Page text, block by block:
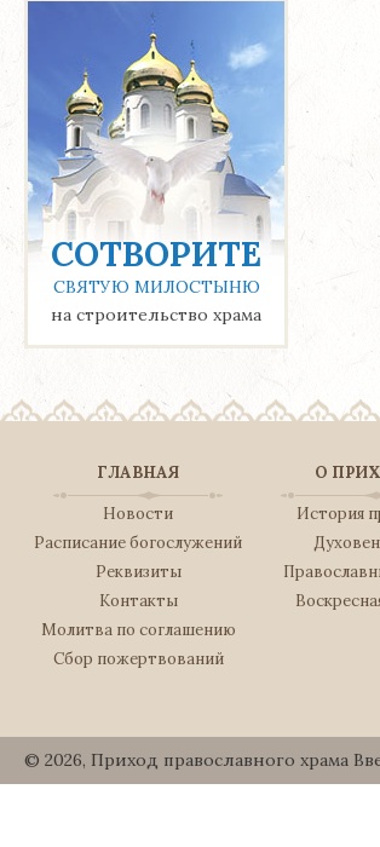
СОТВОРИТЕ
СВЯТУЮ МИЛОСТЫНЮ
на строительство храма
ГЛАВНАЯ
Новости
Расписание богослужений
Реквизиты
Контакты
Молитва по соглашению
Сбор пожертвований
О
История
© 2026, Приход православного храма